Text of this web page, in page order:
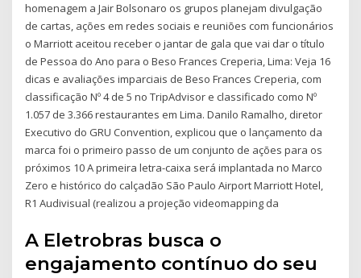
homenagem a Jair Bolsonaro os grupos planejam divulgação
de cartas, ações em redes sociais e reuniões com funcionários
o Marriott aceitou receber o jantar de gala que vai dar o título
de Pessoa do Ano para o Beso Frances Creperia, Lima: Veja 16
dicas e avaliações imparciais de Beso Frances Creperia, com
classificação Nº 4 de 5 no TripAdvisor e classificado como Nº
1.057 de 3.366 restaurantes em Lima. Danilo Ramalho, diretor
Executivo do GRU Convention, explicou que o lançamento da
marca foi o primeiro passo de um conjunto de ações para os
próximos 10 A primeira letra-caixa será implantada no Marco
Zero e histórico do calçadão São Paulo Airport Marriott Hotel,
R1 Audivisual (realizou a projeção videomapping da
A Eletrobras busca o
engajamento contínuo do seu